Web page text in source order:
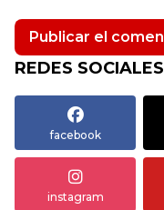
REDES SOCIALES
facebook
instagram